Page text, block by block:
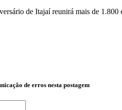
de erros nesta postagem